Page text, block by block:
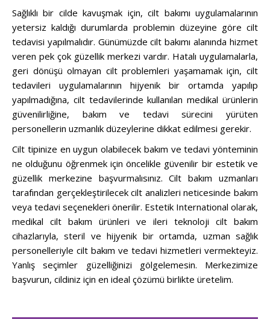
Sağlıklı bir cilde kavuşmak için, cilt bakımı uygulamalarının
yetersiz kaldığı durumlarda problemin düzeyine göre cilt
tedavisi yapılmalıdır. Günümüzde cilt bakımı alanında hizmet
veren pek çok güzellik merkezi vardır. Hatalı uygulamalarla,
geri dönüşü olmayan cilt problemleri yaşamamak için, cilt
tedavileri uygulamalarının hijyenik bir ortamda yapılıp
yapılmadığına, cilt tedavilerinde kullanılan medikal ürünlerin
güvenilirliğine, bakım ve tedavi sürecini yürüten
personellerin uzmanlık düzeylerine dikkat edilmesi gerekir.
Cilt tipinize en uygun olabilecek bakım ve tedavi yönteminin
ne olduğunu öğrenmek için öncelikle güvenilir bir estetik ve
güzellik merkezine başvurmalısınız. Cilt bakım uzmanları
tarafından gerçekleştirilecek cilt analizleri neticesinde bakım
veya tedavi seçenekleri önerilir. Estetik International olarak,
medikal cilt bakım ürünleri ve ileri teknoloji cilt bakım
cihazlarıyla, steril ve hijyenik bir ortamda, uzman sağlık
personelleriyle cilt bakım ve tedavi hizmetleri vermekteyiz.
Yanlış seçimler güzelliğinizi gölgelemesin. Merkezimize
başvurun, cildiniz için en ideal çözümü birlikte üretelim.